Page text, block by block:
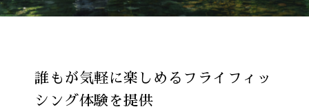
誰もが気軽に楽しめるフライフィッ
シング体験を提供